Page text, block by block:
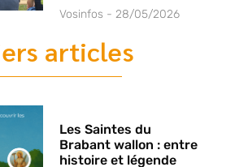
Vosinfos 28/05/2026
articles
Les Saintes du
Brabant wallon : entre
histoire et légende